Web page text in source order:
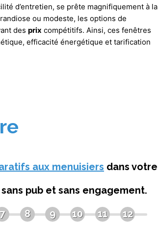
d’entretien, se prête magnifiquement à la
ou modeste, les options de
des prix compétitifs. Ainsi, ces fenêtres
efficacité énergétique et tarification